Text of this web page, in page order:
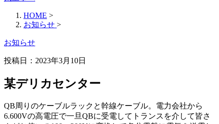
HOME >
お知らせ >
お知らせ
投稿日：2023年3月10日
某デリカセンター
QB周りのケーブルラックと幹線ケーブル。電力会社から
6.600Vの高電圧で一旦QBに受電してトランスを介して皆さ